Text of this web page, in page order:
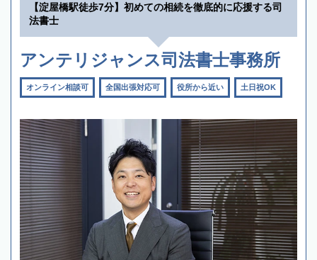
【淀屋橋駅徒歩7分】初めての相続を徹底的に応援する司
法書士
アンテリジャンス司法書士事務所
オンライン相談可 全国出張対応可 役所から近い 土日祝OK